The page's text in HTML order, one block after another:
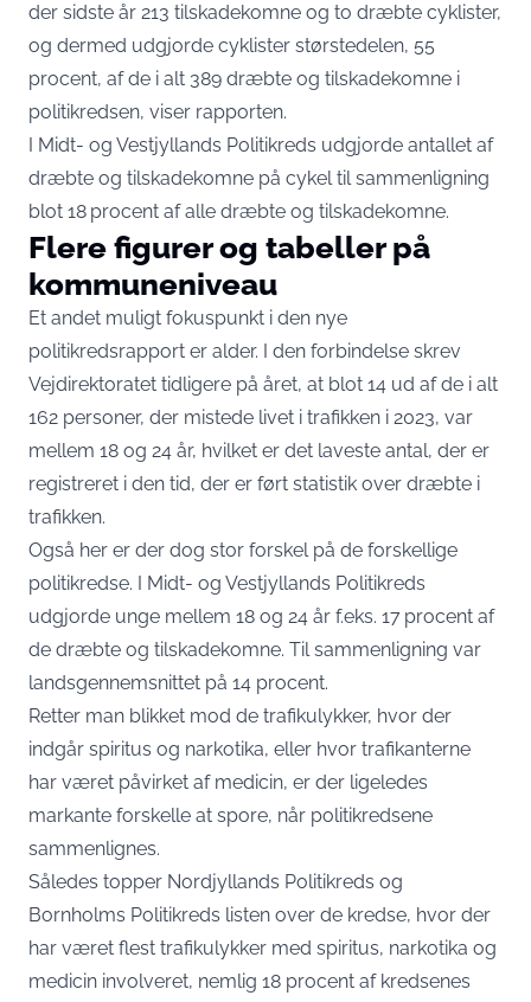
der sidste år 213 tilskadekomne og to dræbte cyklister,
og dermed udgjorde cyklister størstedelen, 55
procent, af de i alt 389 dræbte og tilskadekomne i
politikredsen, viser rapporten.
I Midt- og Vestjyllands Politikreds udgjorde antallet af
dræbte og tilskadekomne på cykel til sammenligning
blot 18 procent af alle dræbte og tilskadekomne.
Flere figurer og tabeller på
kommuneniveau
Et andet muligt fokuspunkt i den nye
politikredsrapport er alder. I den forbindelse skrev
Vejdirektoratet tidligere på året, at blot 14 ud af de i alt
162 personer, der mistede livet i trafikken i 2023, var
mellem 18 og 24 år, hvilket er det laveste antal, der er
registreret i den tid, der er ført statistik over dræbte i
trafikken.
Også her er der dog stor forskel på de forskellige
politikredse. I Midt- og Vestjyllands Politikreds
udgjorde unge mellem 18 og 24 år f.eks. 17 procent af
de dræbte og tilskadekomne. Til sammenligning var
landsgennemsnittet på 14 procent.
Retter man blikket mod de trafikulykker, hvor der
indgår spiritus og narkotika, eller hvor trafikanterne
har været påvirket af medicin, er der ligeledes
markante forskelle at spore, når politikredsene
sammenlignes.
Således topper Nordjyllands Politikreds og
Bornholms Politikreds listen over de kredse, hvor der
har været flest trafikulykker med spiritus, narkotika og
medicin involveret, nemlig 18 procent af kredsenes